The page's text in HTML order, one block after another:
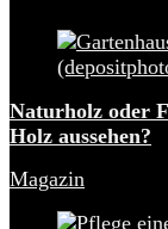
Naturholz oder
Holz aussehen?
Magazin